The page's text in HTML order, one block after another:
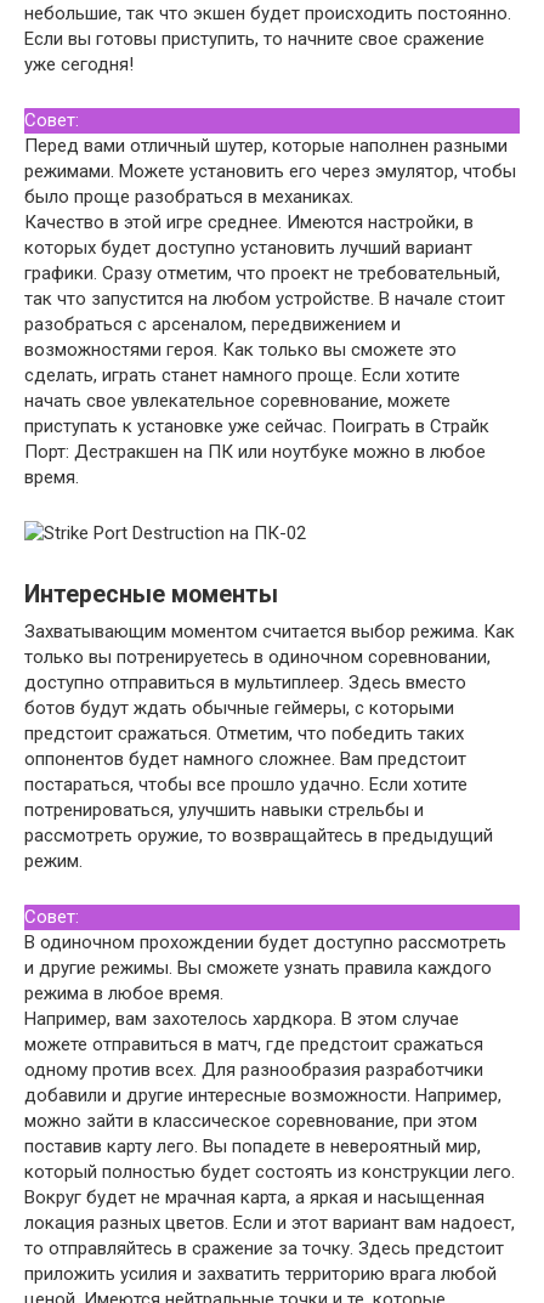
небольшие, так что экшен будет происходить постоянно.
Если вы готовы приступить, то начните свое сражение
уже сегодня!
Совет:
Перед вами отличный шутер, которые наполнен разными
режимами. Можете установить его через эмулятор, чтобы
было проще разобраться в механиках.
Качество в этой игре среднее. Имеются настройки, в
которых будет доступно установить лучший вариант
графики. Сразу отметим, что проект не требовательный,
так что запустится на любом устройстве. В начале стоит
разобраться с арсеналом, передвижением и
возможностями героя. Как только вы сможете это
сделать, играть станет намного проще. Если хотите
начать свое увлекательное соревнование, можете
приступать к установке уже сейчас. Поиграть в Страйк
Порт: Дестракшен на ПК или ноутбуке можно в любое
время.
Интересные моменты
Захватывающим моментом считается выбор режима. Как
только вы потренируетесь в одиночном соревновании,
доступно отправиться в мультиплеер. Здесь вместо
ботов будут ждать обычные геймеры, с которыми
предстоит сражаться. Отметим, что победить таких
оппонентов будет намного сложнее. Вам предстоит
постараться, чтобы все прошло удачно. Если хотите
потренироваться, улучшить навыки стрельбы и
рассмотреть оружие, то возвращайтесь в предыдущий
режим.
Совет:
В одиночном прохождении будет доступно рассмотреть
и другие режимы. Вы сможете узнать правила каждого
режима в любое время.
Например, вам захотелось хардкора. В этом случае
можете отправиться в матч, где предстоит сражаться
одному против всех. Для разнообразия разработчики
добавили и другие интересные возможности. Например,
можно зайти в классическое соревнование, при этом
поставив карту лего. Вы попадете в невероятный мир,
который полностью будет состоять из конструкции лего.
Вокруг будет не мрачная карта, а яркая и насыщенная
локация разных цветов. Если и этот вариант вам надоест,
то отправляйтесь в сражение за точку. Здесь предстоит
приложить усилия и захватить территорию врага любой